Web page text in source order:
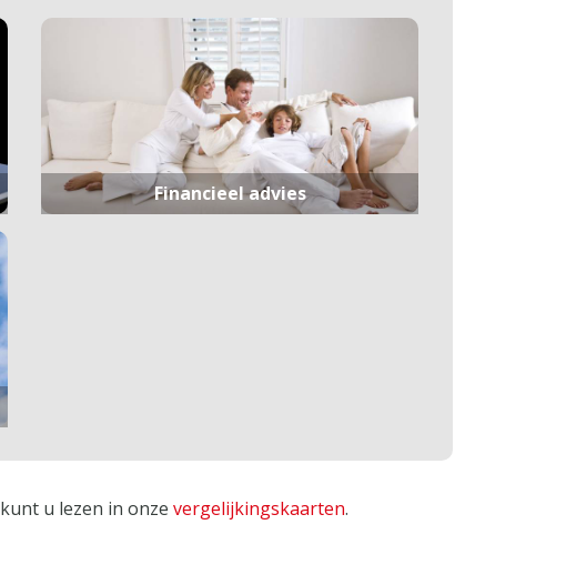
Financieel advies
u lezen in onze vergelijkingskaarten.